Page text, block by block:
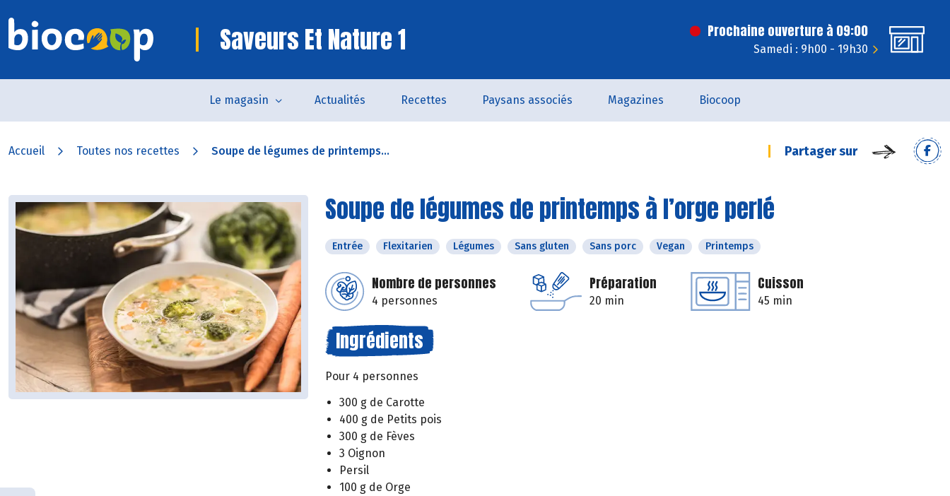
Saveurs Et Nature 1 Prochaine ouverture à 09:00
Samedi : 9h00 - 19h30
Le magasin Actualités Recettes Paysans associés Magazines Biocoop
Accueil Toutes nos recettes Soupe de légumes de printemps... Partager sur
Soupe de légumes de printemps à l’orge perlé
Entrée Flexitarien Légumes Sans gluten Sans porc Vegan Printemps
Nombre de personnes
4 personnes
Préparation
20 min
Cuisson
45 min
Ingrédients
Pour 4 personnes
300 g de Carotte
400 g de Petits pois
300 g de Fèves
3 Oignon
Persil
100 g de Orge